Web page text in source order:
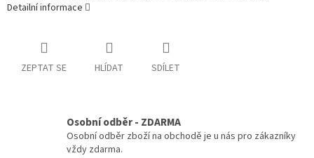
Detailní informace
ZEPTAT SE HLÍDAT SDÍLET
Osobní odběr - ZDARMA
Osobní odběr zboží na obchodě je u nás pro zákazníky
vždy zdarma.